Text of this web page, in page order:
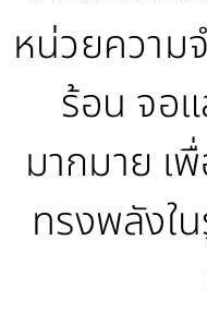
หน่วยความ
ร้อน จอ
มากมาย
ทรงพลังใ